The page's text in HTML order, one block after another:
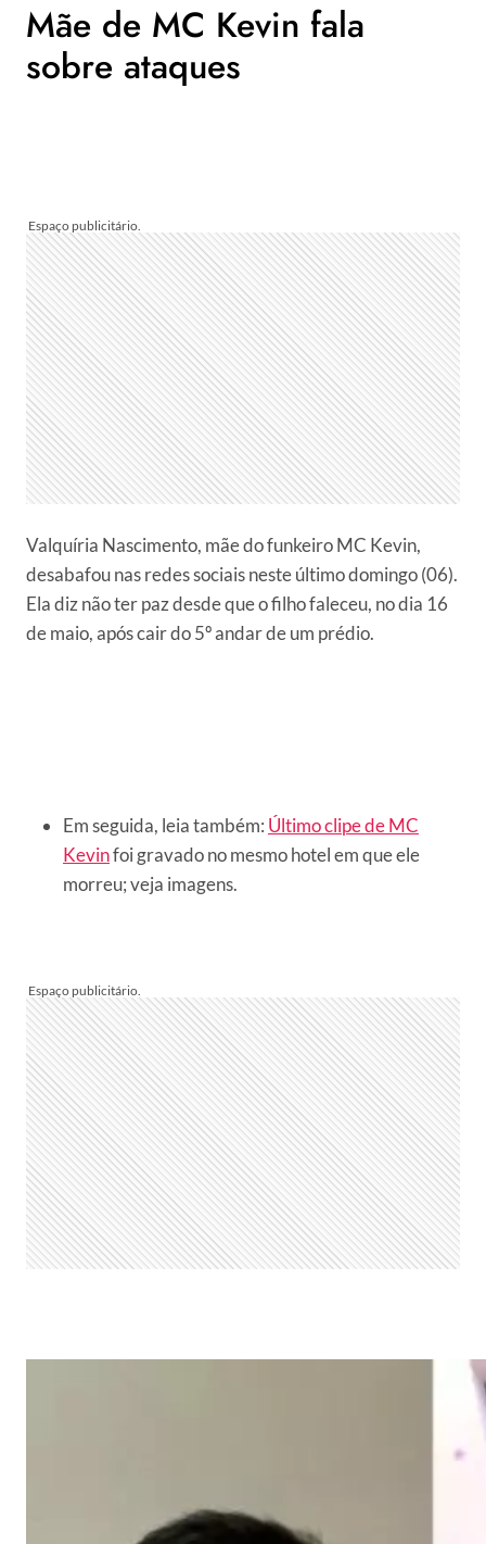
Mãe de MC Kevin fala
sobre ataques
Valquíria Nascimento, mãe do funkeiro MC Kevin,
desabafou nas redes sociais neste último domingo (06).
Ela diz não ter paz desde que o filho faleceu, no dia 16
de maio, após cair do 5º andar de um prédio.
Em seguida, leia também: Último clipe de MC
Kevinfoi gravado no mesmo hotel em que ele
morreu; veja imagens.